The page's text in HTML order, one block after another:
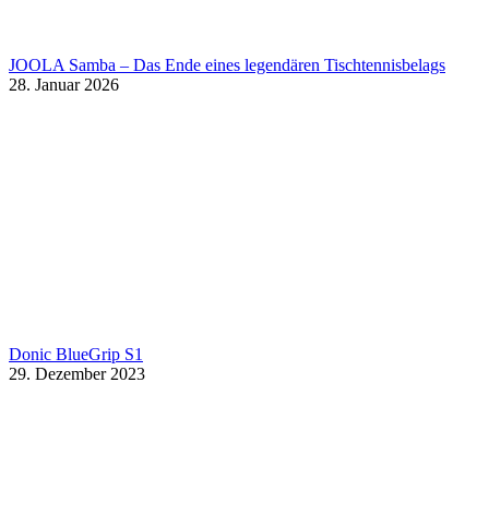
JOOLA Samba – Das Ende eines legendären Tischtennisbelags
28. Januar 2026
Donic BlueGrip S1
29. Dezember 2023